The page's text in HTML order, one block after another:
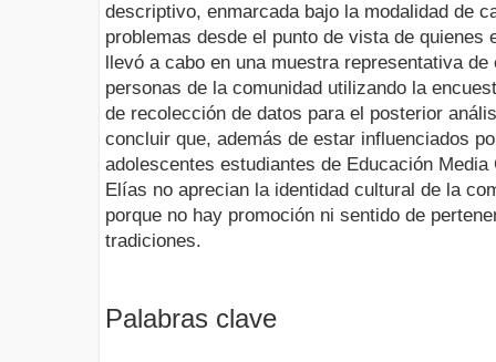
descriptivo, enmarcada bajo la modalidad de
problemas desde el punto de vista de quienes
llevó a cabo en una muestra representativa
personas de la comunidad utilizando la
de recolección de datos para el posterior
concluir que, además de estar influenciados
adolescentes estudiantes de Educación
Elías no aprecian la identidad cultural de la
porque no hay promoción ni sentido de
tradiciones.
Palabras clave